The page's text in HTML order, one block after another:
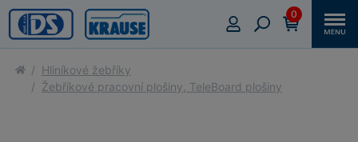
0
Hliníkové žebříky
Žebříkové pracovní plošiny, TeleBoard plošiny